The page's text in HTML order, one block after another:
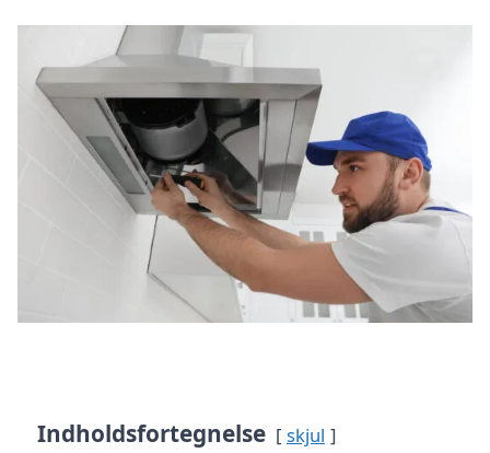
Indholdsfortegnelse skjul